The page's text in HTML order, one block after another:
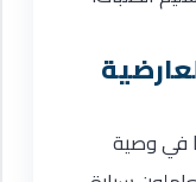
في وصية